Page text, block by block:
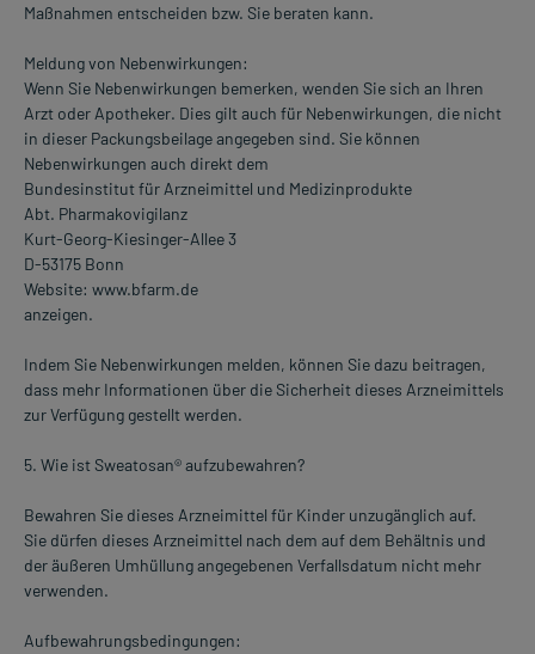
Maßnahmen entscheiden bzw. Sie beraten kann.
Meldung von Nebenwirkungen:
Wenn Sie Nebenwirkungen bemerken, wenden Sie sich an Ihren
Arzt oder Apotheker. Dies gilt auch für Nebenwirkungen, die nicht
in dieser Packungsbeilage angegeben sind. Sie können
Nebenwirkungen auch direkt dem
Bundesinstitut für Arzneimittel und Medizinprodukte
Abt. Pharmakovigilanz
Kurt-Georg-Kiesinger-Allee 3
D-53175 Bonn
Website: www.bfarm.de
anzeigen.
Indem Sie Nebenwirkungen melden, können Sie dazu beitragen,
dass mehr Informationen über die Sicherheit dieses Arzneimittels
zur Verfügung gestellt werden.
5. Wie ist Sweatosan® aufzubewahren?
Bewahren Sie dieses Arzneimittel für Kinder unzugänglich auf.
Sie dürfen dieses Arzneimittel nach dem auf dem Behältnis und
der äußeren Umhüllung angegebenen Verfallsdatum nicht mehr
verwenden.
Aufbewahrungsbedingungen: